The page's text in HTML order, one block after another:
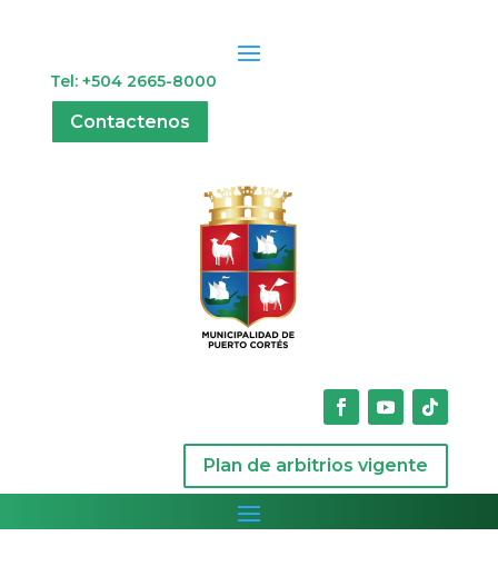
Tel: +504 2665-8000
Contactenos
Plan de arbitrios vigente